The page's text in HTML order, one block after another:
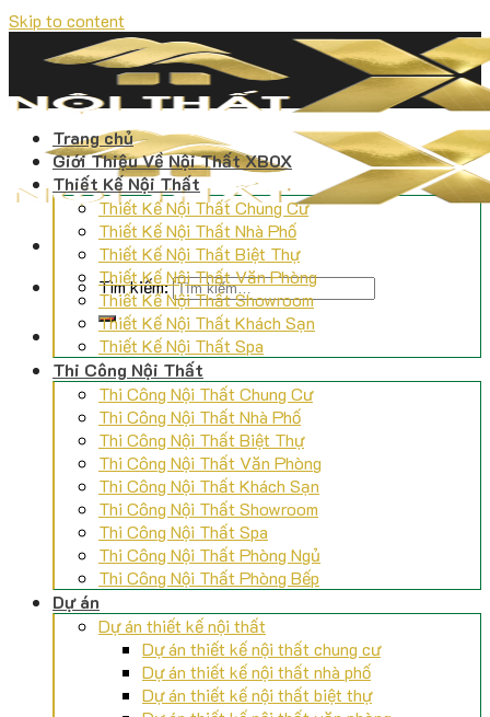
Skip to content
Tìm kiếm:
Trang chủ
Giới Thiệu Về Nội Thất XBOX
Thiết Kế Nội Thất
Thiết Kế Nội Thất Chung Cư
Thiết Kế Nội Thất Nhà Phố
Thiết Kế Nội Thất Biệt Thự
Thiết Kế Nội Thất Văn Phòng
Thiết Kế Nội Thất Showroom
Thiết Kế Nội Thất Khách Sạn
Thiết Kế Nội Thất Spa
Thi Công Nội Thất
Thi Công Nội Thất Chung Cư
Thi Công Nội Thất Nhà Phố
Thi Công Nội Thất Biệt Thự
Thi Công Nội Thất Văn Phòng
Thi Công Nội Thất Khách Sạn
Thi Công Nội Thất Showroom
Thi Công Nội Thất Spa
Thi Công Nội Thất Phòng Ngủ
Thi Công Nội Thất Phòng Bếp
Dự án
Dự án thiết kế nội thất
Dự án thiết kế nội thất chung cư
Dự án thiết kế nội thất nhà phố
Dự án thiết kế nội thất biệt thự